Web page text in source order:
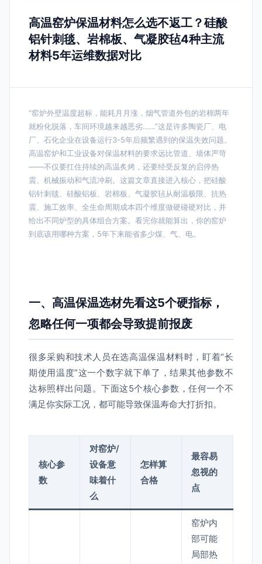
高温窑炉保温材料怎么选不返工？硅酸
铝针刺毯、岩棉板、气凝胶毡4种主流
材料5年运维数据对比
“窑炉外壁温度超标，能耗月月涨，烟气管道外包的岩棉两年
就粉化脱落，车间环境越来越恶劣……”这是许多陶瓷厂、电
厂、石化企业在设备运行3-5年后频繁遇到的保温失效问题。
高温窑炉和工业设备对保温材料的要求远比管道、墙体严苛
——不仅要扛住持续的高温炙烤，还要经受反复的启停热
震、机械振动和气流冲刷。这篇文章直接进入核心，把硅酸
铝针刺毯、硅酸铝板、岩棉板、气凝胶毡从耐温极限、抗热
震、施工效率、全生命周期成本四个维度做硬碰硬对比，并
给出不同炉型的具体组合方案。看完你就能算出，你的窑炉
到底该用哪种方案，5年下来能省多少煤、气、电。
一、高温保温选材先看这5个硬指标，
忽略任何一项都会导致提前报废
很多采购和技术人员在选高温保温材料时，盯着“长
期使用温度”这一个数字就下单了，结果其他参数不
达标照样出问题。下面这5个核心参数，任何一个不
满足你实际工况，都可能导致保温寿命大打折扣。
核心参
数
对窑炉/
设备意
味着什
么
怎样算
合格
最容易
忽视的
点
窑炉内
部可能
局部热